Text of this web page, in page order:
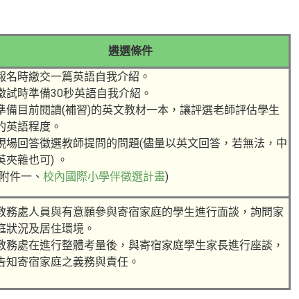
遴選條件
名時繳交一篇英語自我介紹。
試時準備30秒英語自我介紹。
備目前閱讀(補習)的英文教材一本，讓評選老師評估學生
英語程度。
場回答徵選教師提問的問題(儘量以英文回答，若無法，中
夾雜也可) 。
件一、 校內國際小學伴徵選計畫)
務處人員與有意願參與寄宿家庭的學生進行面談，詢問家
狀況及居住環境。
務處在進行整體考量後，與寄宿家庭學生家長進行座談，
知寄宿家庭之義務與責任。